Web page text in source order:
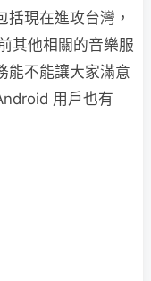
現在進攻台灣，
其他相關的音樂服
能不能讓大家滿意
用戶也有